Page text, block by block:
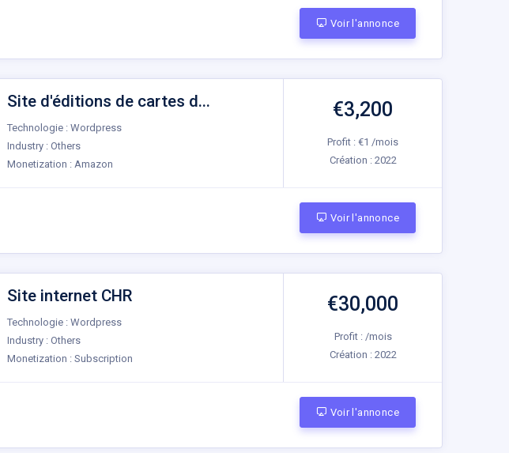
Voir l'annonce
Site d'éditions de cartes d...
Technologie : Wordpress
Industry : Others
Monetization : Amazon
€3,200
Profit : €1 /mois
Création : 2022
Voir l'annonce
Site internet CHR
Technologie : Wordpress
Industry : Others
Monetization : Subscription
€30,000
Profit : /mois
Création : 2022
Voir l'annonce